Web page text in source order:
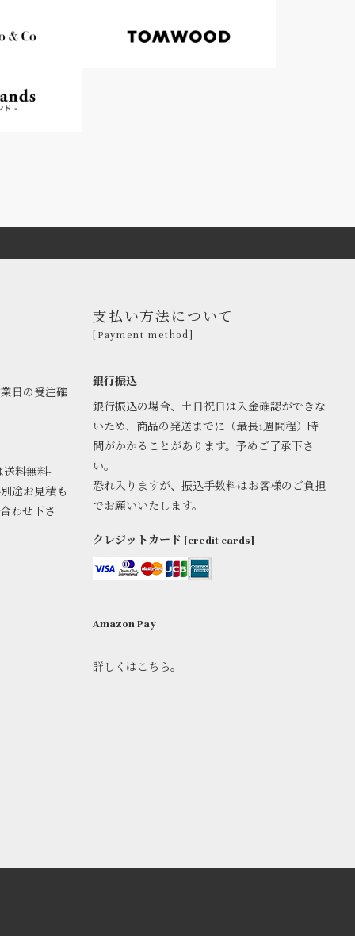
日の受注確
送料無料-
途お見積も
わせ下さ
支払い方法について
[Payment method]
銀行振込
銀行振込の場合、土日祝日は入金確認ができな
いため、商品の発送までに（最長1週間程）時
間がかかることがあります。予めご了承下さ
い。
恐れ入りますが、振込手数料はお客様のご負担
でお願いいたします。
クレジットカード [credit cards]
Amazon Pay
詳しくはこちら。